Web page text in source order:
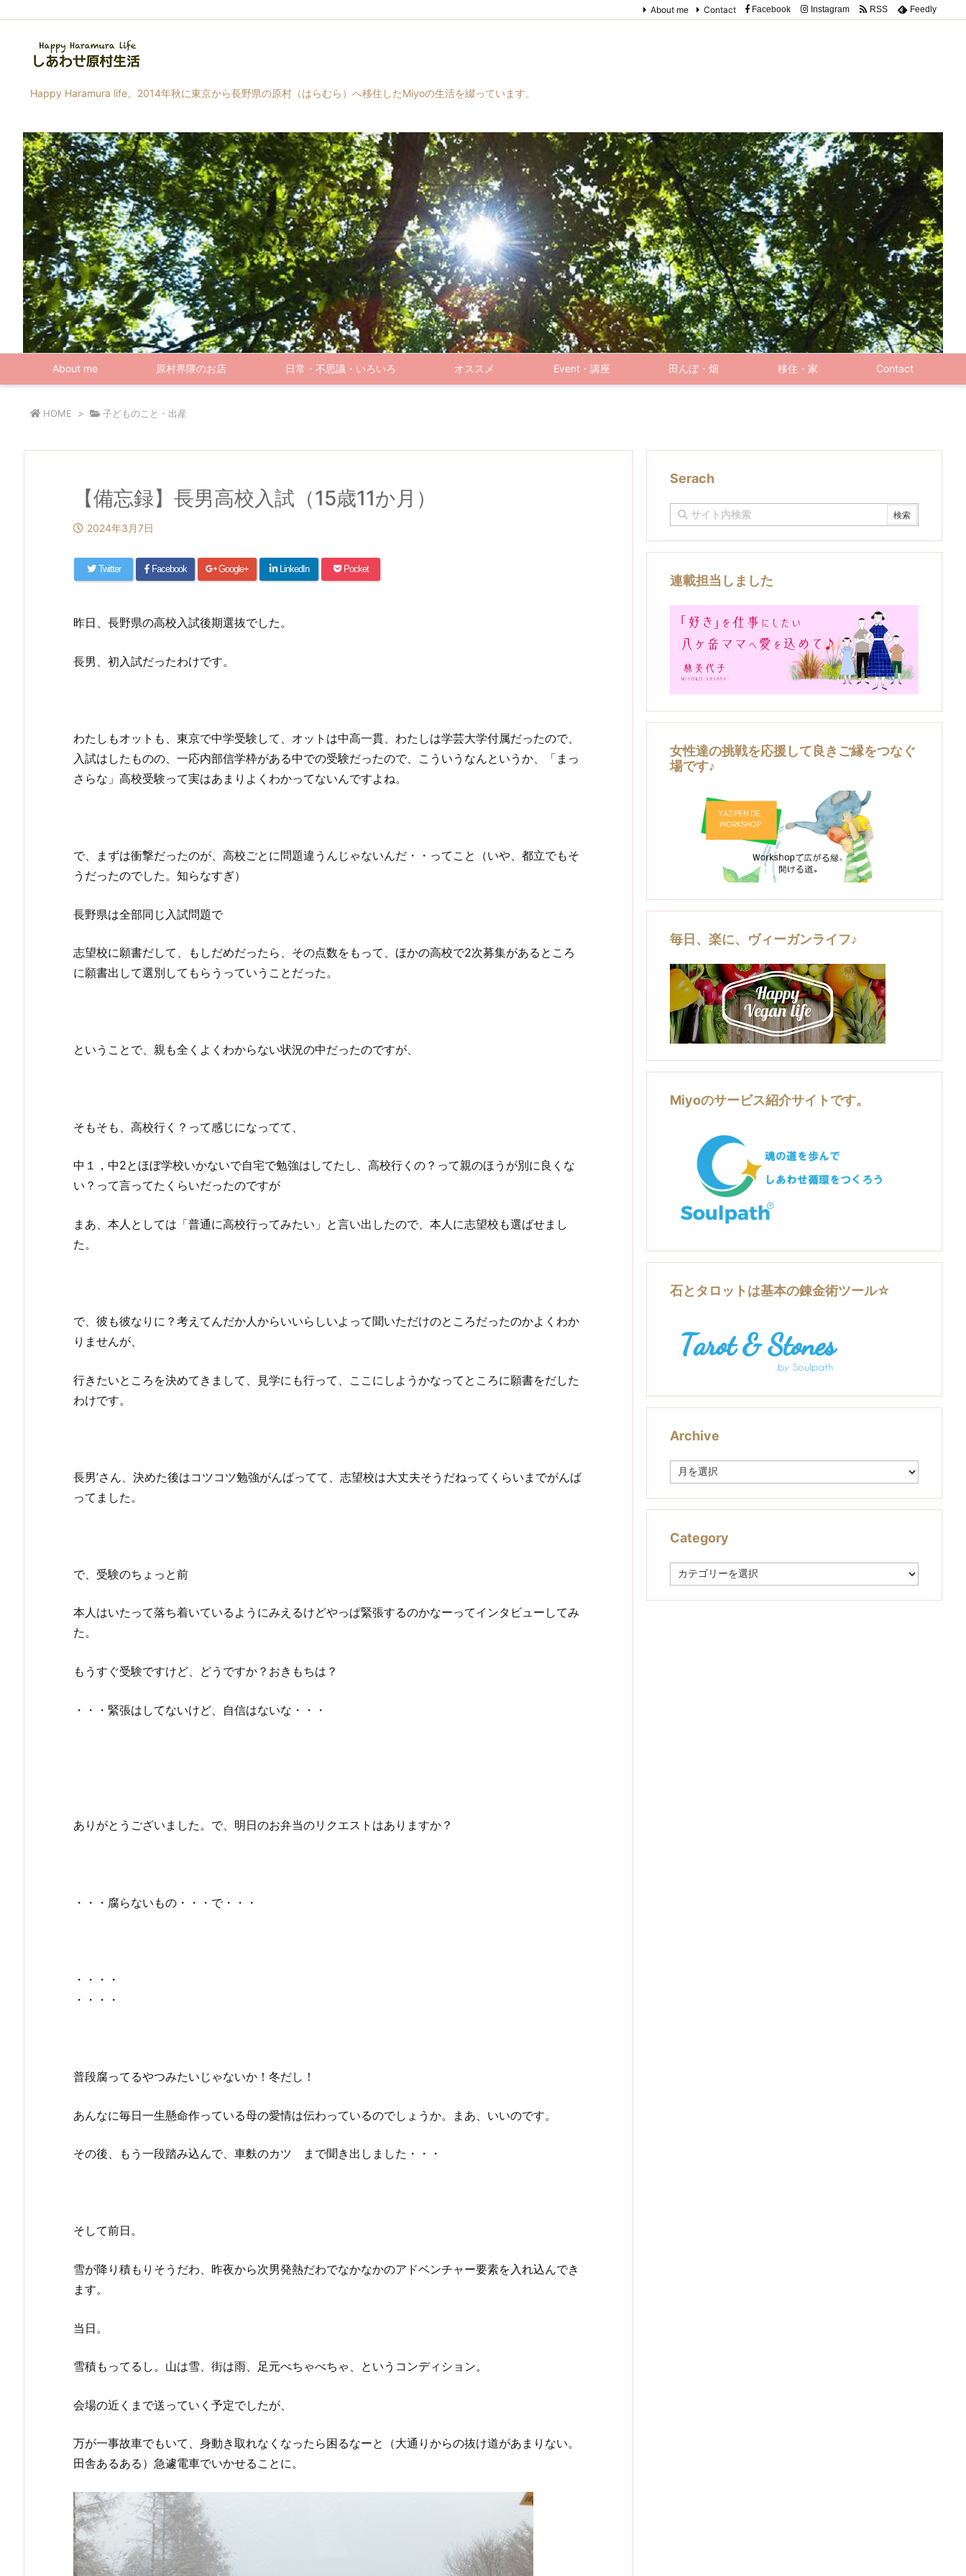
Happy Haramura life。2014年秋に東京から長野県の原村（はらむら）へ移住したMiyoの生活を綴っています。
About me 原村界隈のお店 日常・不思議・いろいろ オススメ Event・講座 田んぼ・畑 移住・家 Contact
About me Contact Facebook Instagram RSS Feedly
HOME > 子どものこと・出産
【備忘録】長男高校入試（15歳11か月）
2024年3月7日
Twitter Facebook Google+ LinkedIn Pocket
昨日、長野県の高校入試後期選抜でした。
長男、初入試だったわけです。
わたしもオットも、東京で中学受験して、オットは中高一貫、わたしは学芸大学付属だったので、
入試はしたものの、一応内部信学枠がある中での受験だったので、こういうなんというか、「まっ
さらな」高校受験って実はあまりよくわかってないんですよね。
で、まずは衝撃だったのが、高校ごとに問題違うんじゃないんだ・・ってこと（いや、都立でもそ
うだったのでした。知らなすぎ）
長野県は全部同じ入試問題で
志望校に願書だして、もしだめだったら、その点数をもって、ほかの高校で2次募集があるところ
に願書出して選別してもらうっていうことだった。
ということで、親も全くよくわからない状況の中だったのですが、
そもそも、高校行く？って感じになってて、
中１，中2とほぼ学校いかないで自宅で勉強はしてたし、高校行くの？って親のほうが別に良くな
い？って言ってたくらいだったのですが
まあ、本人としては「普通に高校行ってみたい」と言い出したので、本人に志望校も選ばせまし
た。
で、彼も彼なりに？考えてんだか人からいいらしいよって聞いただけのところだったのかよくわか
りませんが、
行きたいところを決めてきまして、見学にも行って、ここにしようかなってところに願書をだした
わけです。
長男’さん、決めた後はコツコツ勉強がんばってて、志望校は大丈夫そうだねってくらいまでがんば
ってました。
で、受験のちょっと前
本人はいたって落ち着いているようにみえるけどやっぱ緊張するのかなーってインタビューしてみ
た。
もうすぐ受験ですけど、どうですか？おきもちは？
・・・緊張はしてないけど、自信はないな・・・
ありがとうございました。で、明日のお弁当のリクエストはありますか？
・・・腐らないもの・・・で・・・
・・・・
・・・・
普段腐ってるやつみたいじゃないか！冬だし！
あんなに毎日一生懸命作っている母の愛情は伝わっているのでしょうか。まあ、いいのです。
その後、もう一段踏み込んで、車麩のカツ まで聞き出しました・・・
そして前日。
雪が降り積もりそうだわ、昨夜から次男発熱だわでなかなかのアドベンチャー要素を入れ込んでき
ます。
当日。
雪積もってるし。山は雪、街は雨、足元べちゃべちゃ、というコンディション。
会場の近くまで送っていく予定でしたが、
万が一事故車でもいて、身動き取れなくなったら困るなーと（大通りからの抜け道があまりない。
田舎あるある）急遽電車でいかせることに。
Serach
連載担当しました
女性達の挑戦を応援して良きご縁をつなぐ
場です♪
毎日、楽に、ヴィーガンライフ♪
Miyoのサービス紹介サイトです。
石とタロットは基本の錬金術ツール☆
Archive
h
e
Category
e